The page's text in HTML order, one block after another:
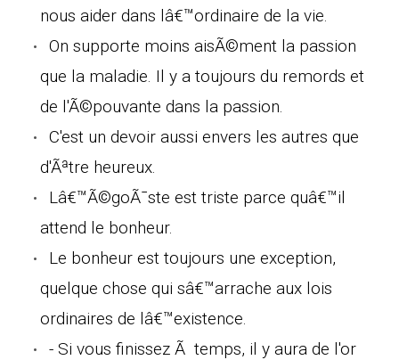
nous aider dans lâ€™ordinaire de la vie.
On supporte moins aisÃ©ment la passion
que la maladie. Il y a toujours du remords et
de l'Ã©pouvante dans la passion.
C'est un devoir aussi envers les autres que
d'Ãªtre heureux.
Lâ€™Ã©goÃ¯ste est triste parce quâ€™il
attend le bonheur.
Le bonheur est toujours une exception,
quelque chose qui sâ€™arrache aux lois
ordinaires de lâ€™existence.
- Si vous finissez Ã temps, il y aura de l'or